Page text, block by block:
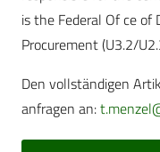
is the Federal Of ce of
Procurement (U3.2/
Den vollständigen
anfragen an: